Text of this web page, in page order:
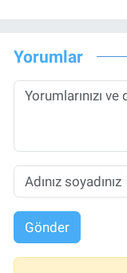
Yorumlar
Gönder